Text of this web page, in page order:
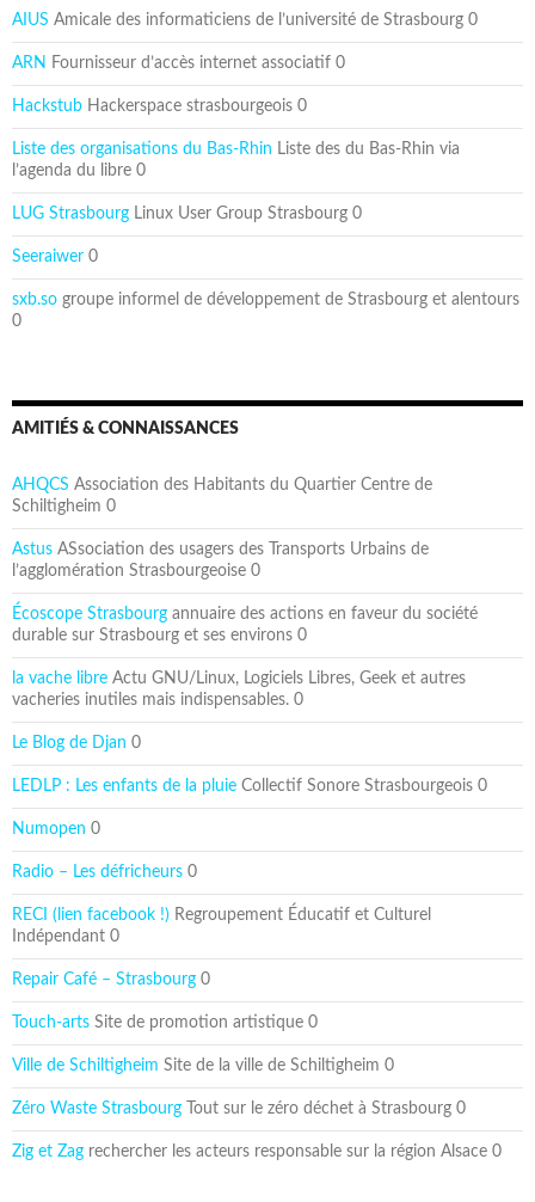
AIUS Amicale des informaticiens de l’université de Strasbourg 0
ARN Fournisseur d’accès internet associatif 0
Hackstub Hackerspace strasbourgeois 0
Liste des organisations du Bas-Rhin Liste des du Bas-Rhin via
l’agenda du libre 0
LUG Strasbourg Linux User Group Strasbourg 0
Seeraiwer 0
sxb.so groupe informel de développement de Strasbourg et alentours
0
AMITIÉS & CONNAISSANCES
AHQCS Association des Habitants du Quartier Centre de
Schiltigheim 0
Astus ASsociation des usagers des Transports Urbains de
l’agglomération Strasbourgeoise 0
Écoscope Strasbourg annuaire des actions en faveur du société
durable sur Strasbourg et ses environs 0
la vache libre Actu GNU/Linux, Logiciels Libres, Geek et autres
vacheries inutiles mais indispensables. 0
Le Blog de Djan 0
LEDLP : Les enfants de la pluie Collectif Sonore Strasbourgeois 0
Numopen 0
Radio – Les défricheurs 0
RECI (lien facebook !) Regroupement Éducatif et Culturel
Indépendant 0
Repair Café – Strasbourg 0
Touch-arts Site de promotion artistique 0
Ville de Schiltigheim Site de la ville de Schiltigheim 0
Zéro Waste Strasbourg Tout sur le zéro déchet à Strasbourg 0
Zig et Zag rechercher les acteurs responsable sur la région Alsace 0